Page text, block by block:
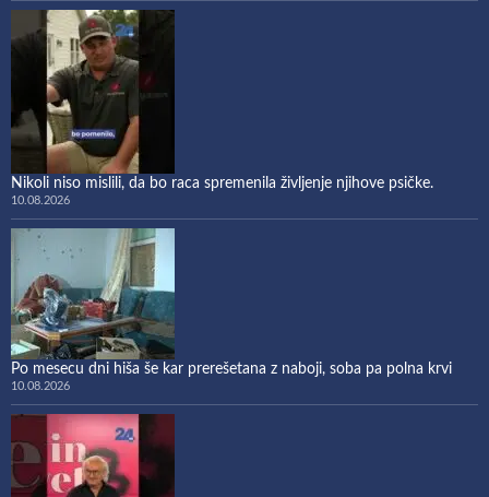
Nikoli niso mislili, da bo raca spremenila življenje njihove psičke.
10.08.2026
Po mesecu dni hiša še kar prerešetana z naboji, soba pa polna krvi
10.08.2026